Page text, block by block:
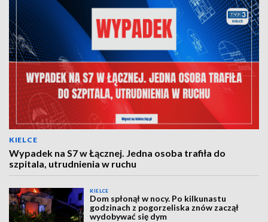
KIELCE
Wypadek na S7 w Łącznej. Jedna osoba trafiła do
szpitala, utrudnienia w ruchu
KIELCE
Dom spłonął w nocy. Po kilkunastu
godzinach z pogorzeliska znów zaczął
wydobywać się dym